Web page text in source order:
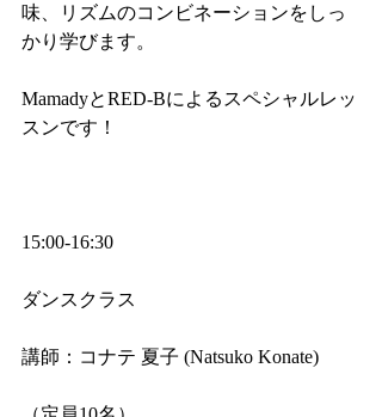
味、リズムのコンビネーションをしっ
かり学びます。
MamadyとRED-Bによるスペシャルレッ
スンです！
15:00-16:30
ダンスクラス
講師：コナテ 夏子 (Natsuko Konate)